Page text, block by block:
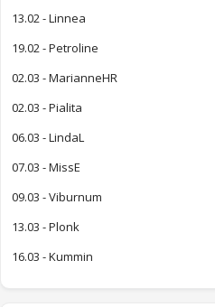
13.02 - Linnea
19.02 - Petroline
02.03 - MarianneHR
02.03 - Pialita
06.03 - LindaL
07.03 - MissE
09.03 - Viburnum
13.03 - Plonk
16.03 - Kummin